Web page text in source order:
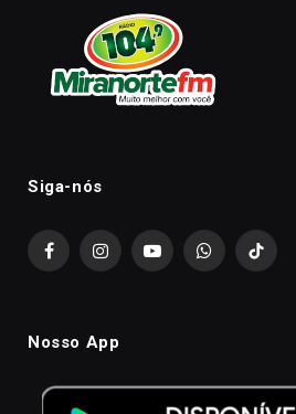
Siga-nós
FacebookInstagramYouTubeWhatsAppTikTok
Nosso App